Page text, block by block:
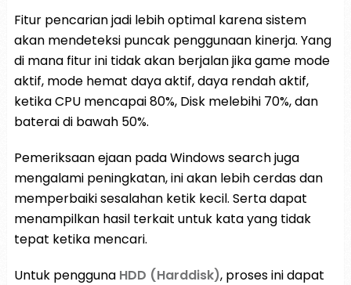
Fitur pencarian jadi lebih optimal karena sistem
akan mendeteksi puncak penggunaan kinerja. Yang
di mana fitur ini tidak akan berjalan jika game mode
aktif, mode hemat daya aktif, daya rendah aktif,
ketika CPU mencapai 80%, Disk melebihi 70%, dan
baterai di bawah 50%.
Pemeriksaan ejaan pada Windows search juga
mengalami peningkatan, ini akan lebih cerdas dan
memperbaiki sesalahan ketik kecil. Serta dapat
menampilkan hasil terkait untuk kata yang tidak
tepat ketika mencari.
Untuk pengguna HDD (Harddisk), proses ini dapat